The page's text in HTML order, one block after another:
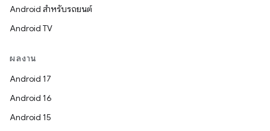
Android สำหรับรถยนต์
Android TV
ผลงาน
Android 17
Android 16
Android 15